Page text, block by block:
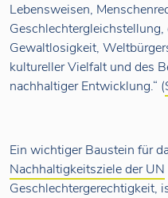
Lebensweisen,
Gewaltlosigkeit,
kultureller Vielfalt und des
nachhaltiger Entwicklung.“ (
Ein wichtiger Baustein für
Nachhaltigkeitsziele der UN
Geschlechtergerechtigkeit,